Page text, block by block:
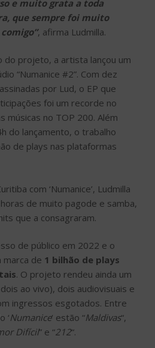
e muito grata a toda
que sempre foi muito
, afirma Ludmilla.
do projeto, a artista lançou um
“Numanice #2”. Com dez
por Lud, o EP que
foi um recorde no
músicas no TOP 200. Além
do lançamento, o trabalho
de plays nas plataformas
com ‘Numanice’, Ludmilla
de muito pagode e samba,
que a consagraram.
de público em 2022 e o
marca de 1 bilhão de plays
. O projeto rendeu ainda um
ao vivo), dois audiovisuais e
ingressos esgotados. Entre
‘Numanice‘ estão “Maldivas“,
Difícil” e “212“.